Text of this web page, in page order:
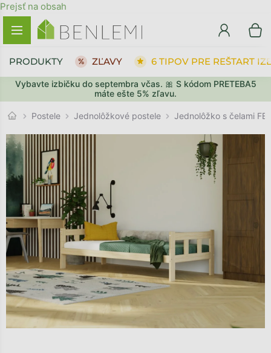
Prejsť na obsah
Vybavte izbičku do septembra včas. 🎀 S kódom PRETEBA5
máte ešte 5% zľavu.
PRODUKTY ZĽAVY 6 TIPOV PRE REŠTART
Postele Jednolôžkové postele Jednolôžko s čelami
SPÄŤ DO OBCHODU PREJSŤ DO KOŠÍKA
SPÄŤ DO OBCHODU PREJSŤ DO KOŠÍKA